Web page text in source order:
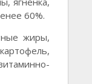
60%.
жиры,